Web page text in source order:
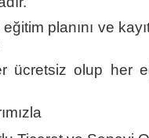
eğitim planını ve
ücretsiz olup her